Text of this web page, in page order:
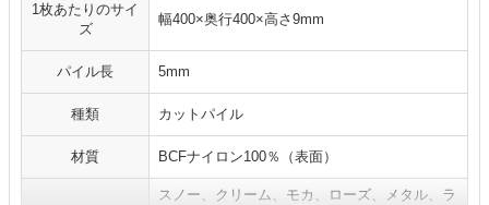
1枚あたりのサイ
ズ
幅400×奥行400×高さ9mm
パイル長 5mm
種類 カットパイル
材質 BCFナイロン100％（表面）
スノー、クリーム、モカ、ローズ、メタル、ラ